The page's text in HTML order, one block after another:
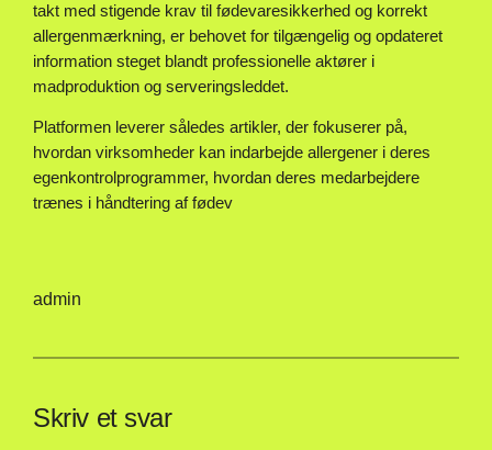
takt med stigende krav til fødevaresikkerhed og korrekt
allergenmærkning, er behovet for tilgængelig og opdateret
information steget blandt professionelle aktører i
madproduktion og serveringsleddet.
Platformen leverer således artikler, der fokuserer på,
hvordan virksomheder kan indarbejde allergener i deres
egenkontrolprogrammer, hvordan deres medarbejdere
trænes i håndtering af fødev
admin
Skriv et svar